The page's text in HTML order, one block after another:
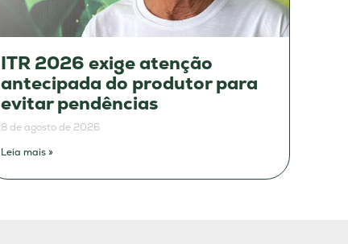
ITR 2026 exige atenção
antecipada do produtor para
evitar pendências
8 de agosto de 2026
Leia mais »